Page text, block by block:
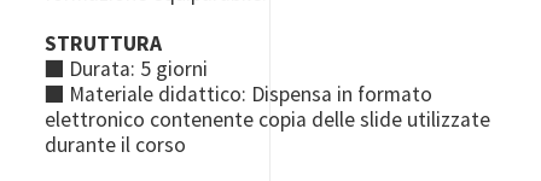
STRUTTURA
■ Durata: 5 giorni
■ Materiale didattico: Dispensa in formato
elettronico contenente copia delle slide utilizzate
durante il corso